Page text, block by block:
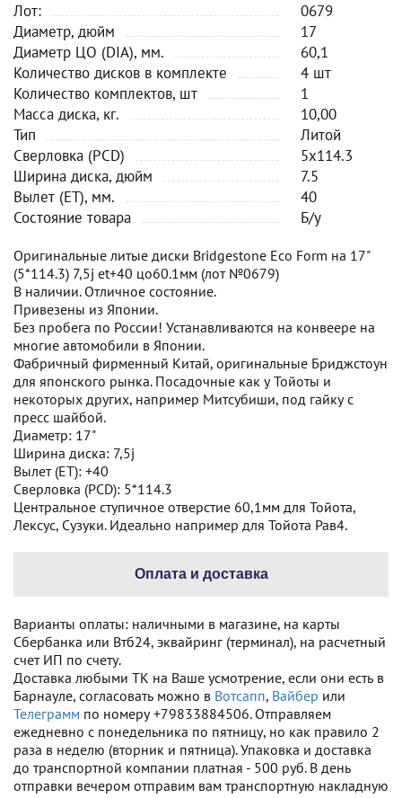
Лот:
0679
Диаметр, дюйм
17
Диаметр ЦО (DIA), мм.
60,1
Количество дисков в комплекте
4 шт
Количество комплектов, шт
1
Масса диска, кг.
10,00
Тип
Литой
Сверловка (PCD)
5x114.3
Ширина диска, дюйм
7.5
Вылет (ET), мм.
40
Состояние товара
Б/у
Оригинальные литые диски Bridgestone Eco Form на 17"
(5*114.3) 7,5j et+40 цо60.1мм (лот №0679)
В наличии. Отличное состояние.
Привезены из Японии.
Без пробега по России! Устанавливаются на конвеере на
многие автомобили в Японии.
Фабричный фирменный Китай, оригинальные Бриджстоун
для японского рынка. Посадочные как у Тойоты и
некоторых других, например Митсубиши, под гайку с
пресс шайбой.
Диаметр: 17"
Ширина диска: 7,5j
Вылет (ET): +40
Сверловка (PCD): 5*114.3
Центральное ступичное отверстие 60,1мм для Тойота,
Лексус, Сузуки. Идеально например для Тойота Рав4.
Оплата и доставка
Варианты оплаты: наличными в магазине, на карты
Сбербанка или Втб24, эквайринг (терминал), на расчетный
счет ИП по счету.
Доставка любыми ТК на Ваше усмотрение, если они есть в
Барнауле, согласовать можно в Вотсапп, Вайбер или
Телеграмм по номеру +79833884506. Отправляем
ежедневно с понедельника по пятницу, но как правило 2
раза в неделю (вторник и пятница). Упаковка и доставка
до транспортной компании платная - 500 руб. В день
отправки вечером отправим вам транспортную накладную